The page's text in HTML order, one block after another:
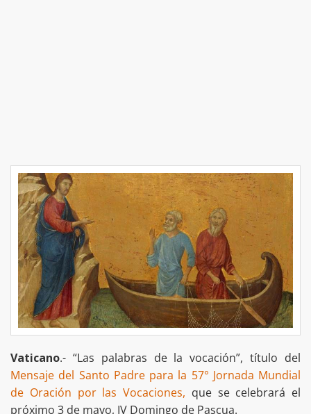
Vaticano.- “Las palabras de la vocación”, título del
Mensaje del Santo Padre para la 57° Jornada Mundial
de Oración por las Vocaciones, que se celebrará el
próximo 3 de mayo, IV Domingo de Pascua.